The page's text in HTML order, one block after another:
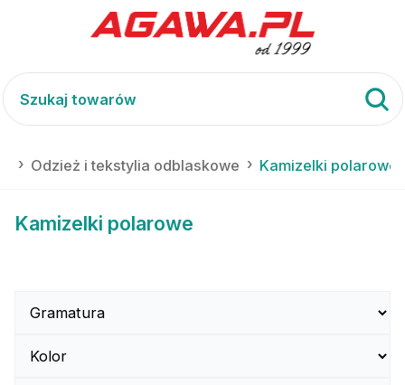
Odzież i tekstylia odblaskowe Kamizelki polarowe
Kamizelki polarowe